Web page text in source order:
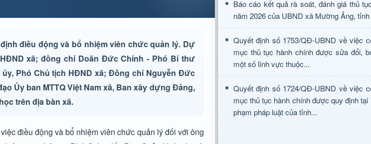
điều động và bổ nhiệm viên chức quản lý. Dự
xã; đồng chí Doãn Đức Chính - Phó Bí thư
Phó Chủ tịch HĐND xã; Đồng chí Nguyễn Đức
Ủy ban MTTQ Việt Nam xã, Ban xây dựng Đảng,
trên địa bàn xã.
điều động và bổ nhiệm viên chức quản lý đối với ông
Báo cáo kết quả rà soát, đánh giá thủ
năm 2026 của UBND xã Mường Ảng,
Quyết định số 1753/QĐ-UBND về việc
mục thủ tục hành chính được sửa đổi,
một số lĩnh vực thuộc...
Quyết định số 1724/QĐ-UBND về việc
mục thủ tục hành chính được quy định tại
phạm pháp luật của tỉnh...